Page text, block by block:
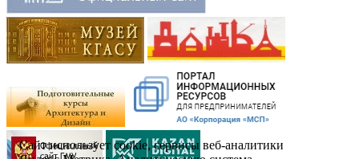
Сайт использует cookie, сервисы веб-аналитики